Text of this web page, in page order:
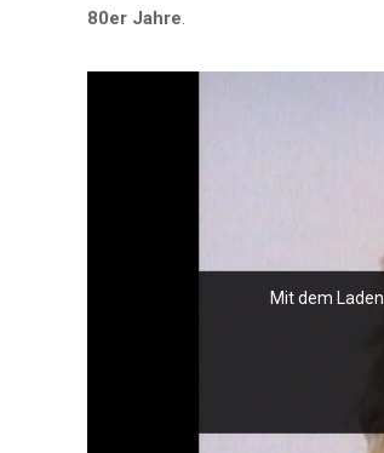
80er Jahre.
Mit dem